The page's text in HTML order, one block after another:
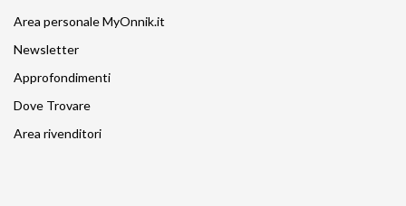
Area personale MyOnnik.it
Newsletter
Approfondimenti
Dove Trovare
Area rivenditori